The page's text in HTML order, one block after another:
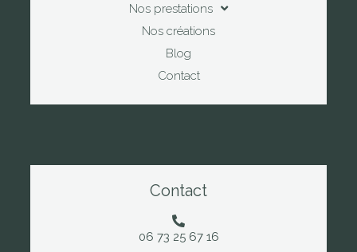
Nos prestations
Nos créations
Blog
Contact
Contact
06 73 25 67 16